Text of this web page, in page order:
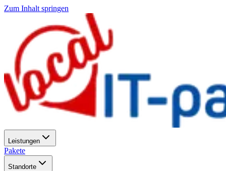
Zum Inhalt springen
Leistungen
Pakete
Standorte